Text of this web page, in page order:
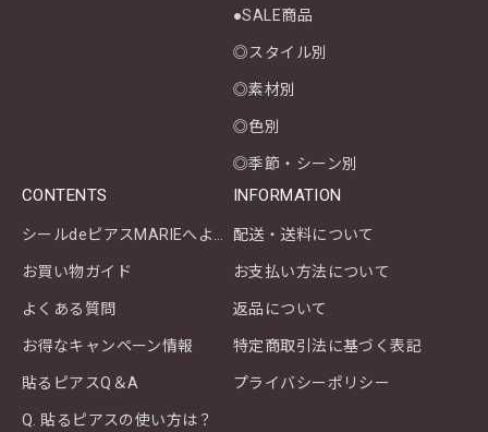
●SALE商品
◎スタイル別
◎素材別
◎色別
◎季節・シーン別
CONTENTS
お買い物ガイド
よくある質問
お得なキャンペーン情報
貼るピアスQ＆A
Q. 貼るピアスの使い方は？
INFORMATION
配送・送料について
お支払い方法について
返品について
特定商取引法に基づく表記
プライバシーポリシー